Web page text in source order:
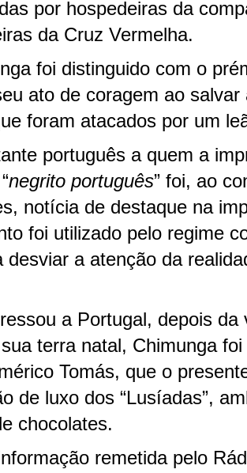
por hospedeiras da
da Cruz Vermelha.
foi distinguido com o
ato de coragem ao
foram atacados por um
português a quem a
negrito português” foi, ao
notícia de destaque na
foi utilizado pelo regime
desviar a atenção da
a Portugal, depois da
terra natal, Chimunga
Tomás, que o
de luxo dos “Lusíadas”,
chocolates.
remetida pelo